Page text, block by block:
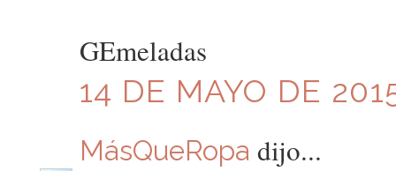
GEmeladas
14 DE MAYO DE
MásQueRopa dijo...